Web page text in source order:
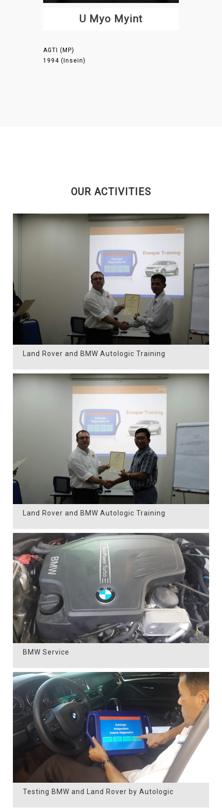
U Myo Myint
AGTI (MP)
1994 (Insein)
OUR ACTIVITIES
Land Rover and BMW Autologic Training
Land Rover and BMW Autologic Training
BMW Service
Testing BMW and Land Rover by Autologic